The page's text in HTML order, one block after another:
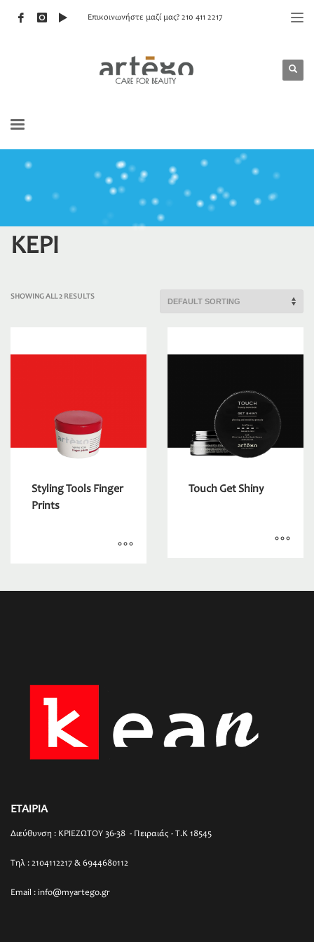
Επικοινωνήστε μαζί μας? 210 411 2217
ΚΕΡΙ
SHOWING ALL 2 RESULTS
Styling Tools Finger
Prints
Touch Get Shiny
ΕΤΑΙΡΙΑ
Διεύθυνση : ΚΡΙΕΖΩΤΟΥ 36-38 - Πειραιάς - T.K 18545
Τηλ : 2104112217 & 6944680112
Email : info@myartego.gr